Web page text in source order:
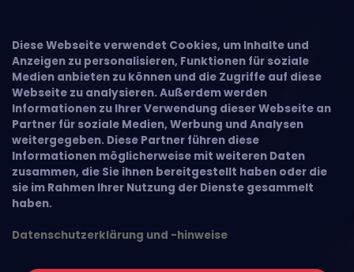
Diese Webseite verwendet Cookies, um Inhalte und
Anzeigen zu personalisieren, Funktionen für soziale
Medien anbieten zu können und die Zugriffe auf diese
Webseite zu analysieren. Außerdem werden
Informationen zu Ihrer Verwendung dieser Webseite an
Partner für soziale Medien, Werbung und Analysen
weitergegeben. Diese Partner führen diese
Informationen möglicherweise mit weiteren Daten
zusammen, die Sie ihnen bereitgestellt haben oder die
sie im Rahmen Ihrer Nutzung der Dienste gesammelt
haben.
Datenschutzerklärung und -hinweise